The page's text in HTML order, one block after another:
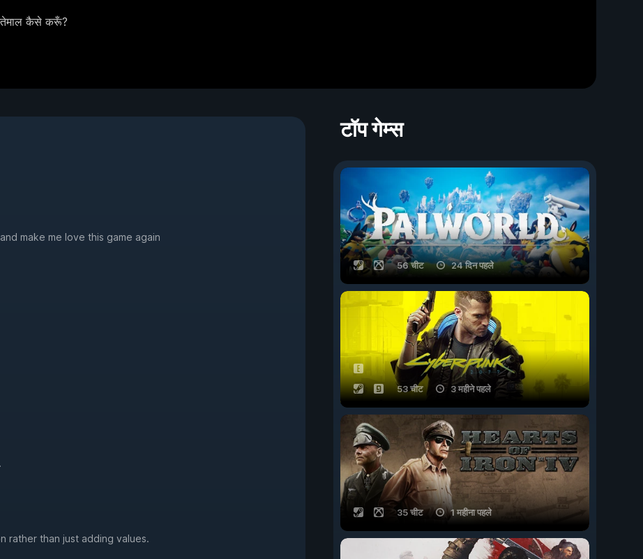
कैसे करूँ?
make me love this game again
rather than just adding values.
टॉप गेम्स
56 चीट 24 दिन पहले
53 चीट 3 महीने पहले
35 चीट 1 महीना पहले